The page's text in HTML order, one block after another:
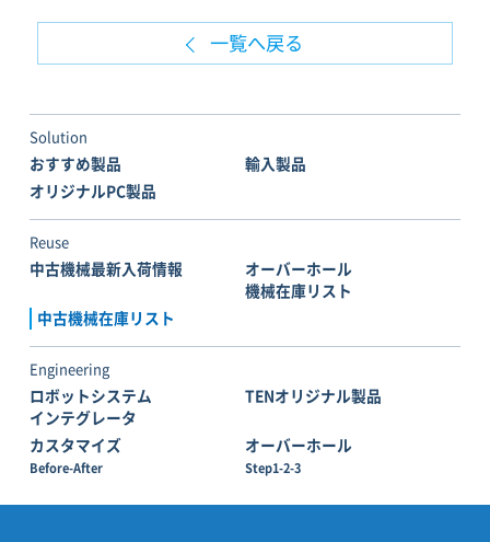
一覧へ戻る
Solution
おすすめ製品
輸入製品
オリジナルPC製品
Reuse
中古機械最新入荷情報
オーバーホール
機械在庫リスト
中古機械在庫リスト
Engineering
ロボットシステム
インテグレータ
TENオリジナル製品
カスタマイズ
Before-After
オーバーホール
Step1-2-3